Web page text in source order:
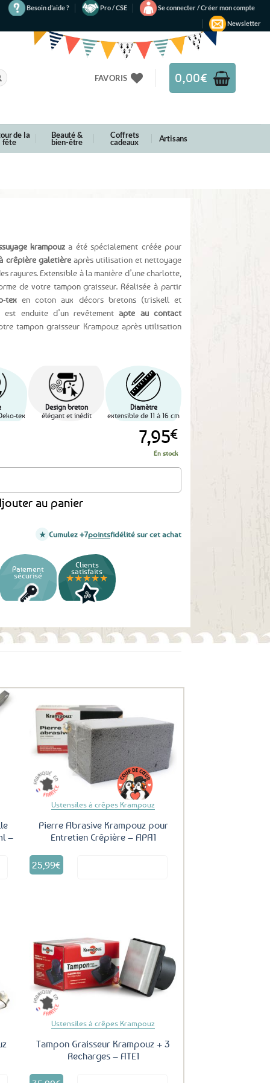
Besoin d’aide ? Pro / CSE
Se connecter / Créer mon compte
Newsletter
FAVORIS 0,00€
de la
fête
Beauté &
bien-être
Coffrets
cadeaux Artisans
krampouz a été spécialement créée pour
crêpière galetièreaprès utilisation et nettoyage
rayures. Extensible à la manière d’une charlotte,
de votre tampon graisseur. Réalisée à partir
texen coton aux décors bretons (triskell et
est enduite d’un revêtementapte au contact
tampon graisseur Krampouz après utilisation
tex
Design breton
élégant et inédit
Diamètre
extensible de 11 à 16 cm
7,95€
En stock
à crêpière Krampouz – Triskells & hermines
au panier
Cumulez +7pointsfidélité sur cet achat
Paiement
sécurisé
Clients
satisfaits
★★★★★
–
Ajouter
aux
favoris
Ustensiles à crêpes Krampouz
Pierre Abrasive Krampouz pour
Entretien Crêpière – APA1
25,99€
Ajouter
aux
favoris
Ustensiles à crêpes Krampouz
Tampon Graisseur Krampouz + 3
Recharges – ATE1